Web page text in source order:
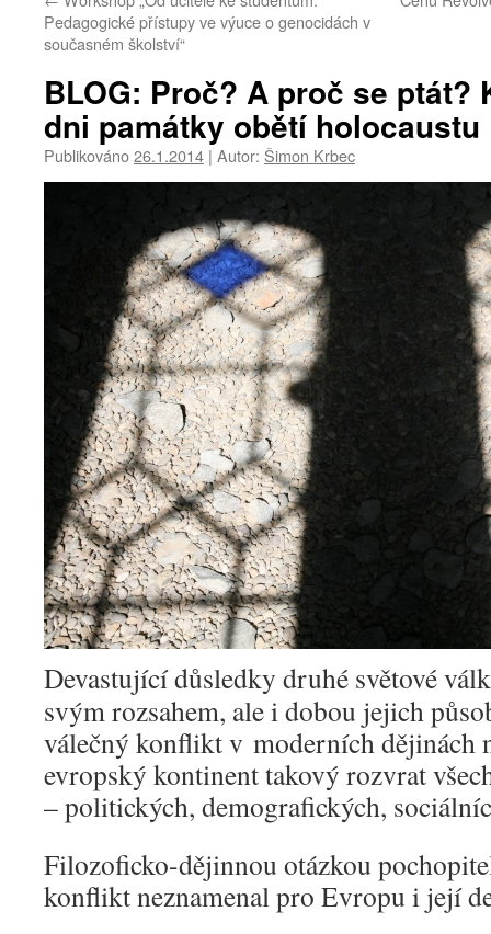
Pedagogické přístupy ve výuce o genocidách v
současném školství“
BLOG: Proč? A proč se ptát?
dni památky obětí holocaustu
Publikováno26.1.2014 | Autor: Šimon Krbec
Devastující důsledky druhé světové
svým rozsahem, ale i dobou jejich
válečný konflikt v moderních dějinách
evropský kontinent takový rozvrat
– politických, demografických,
Filozoficko-dějinnou otázkou
konflikt neznamenal pro Evropu i její